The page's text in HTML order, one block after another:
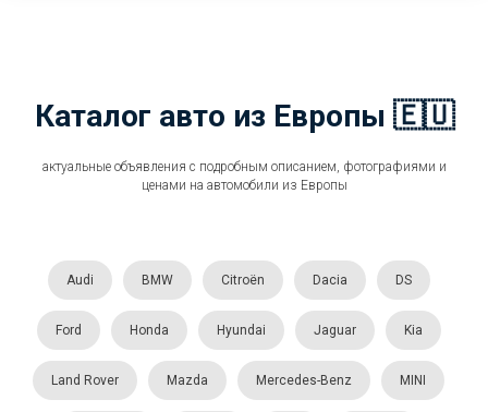
Каталог авто из Европы 🇪🇺
актуальные объявления с подробным описанием, фотографиями и
ценами на автомобили из Европы
Audi BMW Citroën Dacia DS
Ford Honda Hyundai Jaguar Kia
Land Rover Mazda Mercedes-Benz MINI